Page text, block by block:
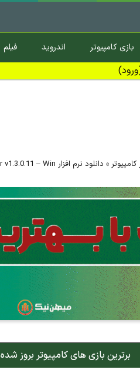
بازی کامپیوتر اندروید فیلم
کامپیوتر » دانلود نرم افزار upToDate Downloader v1.3.0.11 – Win
برترین بازی های کامپیوتر بروز شده